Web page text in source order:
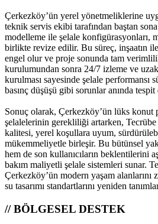
Çerkezköy’ün yerel yönetmeliklerine
teknik servis ekibi tarafından baştan
modelleme ile şelale konfigürasyonları,
birlikte revize edilir. Bu süreç, inşaatın
engel olur ve proje sonunda tam
kurulumundan sonra 24/7 izleme ve
kurulması sayesinde şelale performansı
basınç düşüşü gibi sorunlar anında
Sonuç olarak, Çerkezköy’ün lüks konut
şelalelerinin gerekliliği artarken,
kalitesi, yerel koşullara uyum,
mükemmeliyetle birleşir. Bu bütünsel
hem de son kullanıcıların beklentilerini
bakım maliyetli şelale sistemleri sunar.
Çerkezköy’ün modern yaşam
su tasarımı standartlarını yeniden
// BÖLGESEL DESTEK